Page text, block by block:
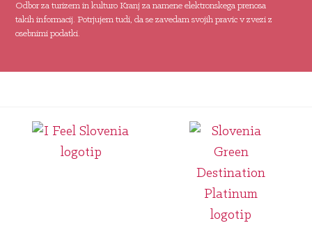
Odbor za turizem in kulturo Kranj za namene elektronskega prenosa
takih informacij. Potrjujem tudi, da se zavedam svojih pravic v zvezi z
osebnimi podatki.